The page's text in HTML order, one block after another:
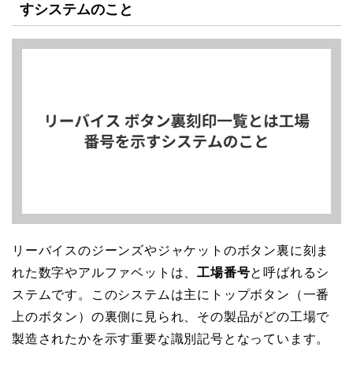
すシステムのこと
リーバイスのジーンズやジャケットのボタン裏に刻ま
れた数字やアルファベットは、工場番号と呼ばれるシ
ステムです。このシステムは主にトップボタン（一番
上のボタン）の裏側に見られ、その製品がどの工場で
製造されたかを示す重要な識別記号となっています。